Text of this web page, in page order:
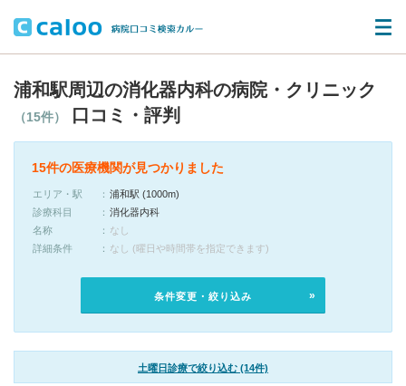
浦和駅周辺の消化器内科の病院・クリニック
（15件） 口コミ・評判
15件の医療機関が見つかりました
エリア・駅
浦和駅 (1000m)
診療科目
消化器内科
名称
なし
詳細条件
なし (曜日や時間帯を指定できます)
条件変更・絞り込み
土曜日診療で絞り込む (14件)